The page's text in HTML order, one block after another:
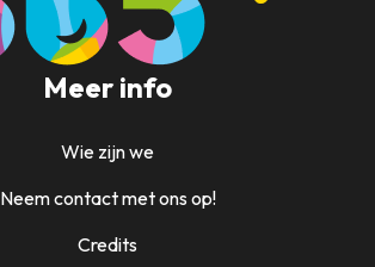
Meer info
Wie zijn we
Neem contact met ons op!
Credits